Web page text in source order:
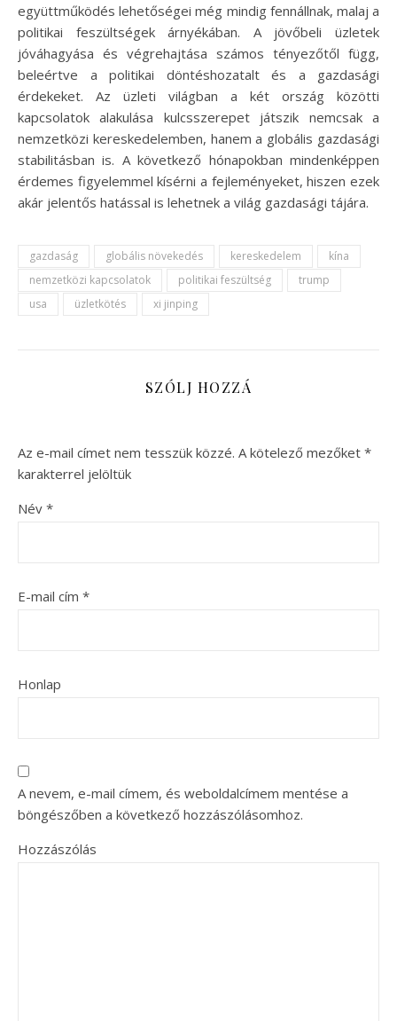
együttműködés lehetőségei még mindig fennállnak, malaj a
politikai feszültségek árnyékában. A jövőbeli üzletek
jóváhagyása és végrehajtása számos tényezőtől függ,
beleértve a politikai döntéshozatalt és a gazdasági
érdekeket. Az üzleti világban a két ország közötti
kapcsolatok alakulása kulcsszerepet játszik nemcsak a
nemzetközi kereskedelemben, hanem a globális gazdasági
stabilitásban is. A következő hónapokban mindenképpen
érdemes figyelemmel kísérni a fejleményeket, hiszen ezek
akár jelentős hatással is lehetnek a világ gazdasági tájára.
gazdaság globális növekedés kereskedelem
kína
nemzetközi kapcsolatok
politikai feszültség
trump
usa
üzletkötés xi jinping
SZÓLJ HOZZÁ
Az e-mail címet nem tesszük közzé. A kötelező mezőket *
karakterrel jelöltük
Név *
E-mail cím *
Honlap
A nevem, e-mail címem, és weboldalcímem mentése a
böngészőben a következő hozzászólásomhoz.
Hozzászólás